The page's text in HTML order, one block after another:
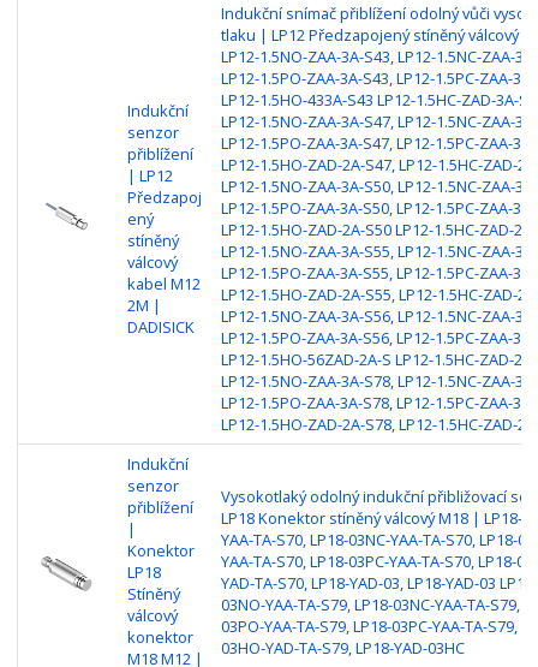
Indukční
senzor
přiblížení
| LP12
Předzapoj
ený
stíněný
válcový
kabel M12
2M |
DADISICK
Indukční snímač přiblížení odolný vůči
tlaku | LP12 Předzapojený stíněný válcový
LP12-1.5NO-ZAA-3A-S43, LP12-1.5NC-ZAA-
LP12-1.5PO-ZAA-3A-S43, LP12-1.5PC-ZAA-
LP12-1.5HO-433A-S43 LP12-1.5HC-ZAD-3A-
LP12-1.5NO-ZAA-3A-S47, LP12-1.5NC-ZAA-
LP12-1.5PO-ZAA-3A-S47, LP12-1.5PC-ZAA-
LP12-1.5HO-ZAD-2A-S47, LP12-1.5HC-ZAD-
LP12-1.5NO-ZAA-3A-S50, LP12-1.5NC-ZAA-
LP12-1.5PO-ZAA-3A-S50, LP12-1.5PC-ZAA-
LP12-1.5HO-ZAD-2A-S50 LP12-1.5HC-ZAD-
LP12-1.5NO-ZAA-3A-S55, LP12-1.5NC-ZAA-
LP12-1.5PO-ZAA-3A-S55, LP12-1.5PC-ZAA-
LP12-1.5HO-ZAD-2A-S55, LP12-1.5HC-ZAD-
LP12-1.5NO-ZAA-3A-S56, LP12-1.5NC-ZAA-
LP12-1.5PO-ZAA-3A-S56, LP12-1.5PC-ZAA-
LP12-1.5HO-56ZAD-2A-S LP12-1.5HC-ZAD-
LP12-1.5NO-ZAA-3A-S78, LP12-1.5NC-ZAA-
LP12-1.5PO-ZAA-3A-S78, LP12-1.5PC-ZAA-
LP12-1.5HO-ZAD-2A-S78, LP12-1.5HC-ZAD-
Indukční
senzor
přiblížení
|
Konektor
LP18
Stíněný
válcový
konektor
M18 M12 |
Vysokotlaký odolný indukční přibližovací
LP18 Konektor stíněný válcový M18 | LP18-
YAA-TA-S70, LP18-03NC-YAA-TA-S70, LP18-
YAA-TA-S70, LP18-03PC-YAA-TA-S70, LP18-
YAD-TA-S70, LP18-YAD-03, LP18-YAD-03 LP18-
03NO-YAA-TA-S79, LP18-03NC-YAA-TA-S79,
03PO-YAA-TA-S79, LP18-03PC-YAA-TA-S79,
03HO-YAD-TA-S79, LP18-YAD-03HC